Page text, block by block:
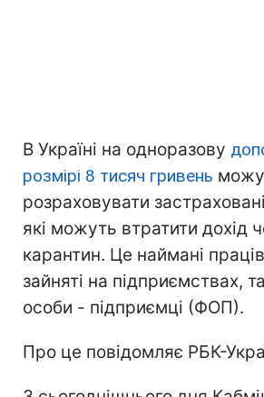
В Україні на одноразову
розмірі 8 тисяч гривень
розраховувати
які можуть втратити дохід
карантин. Це наймані
зайняті на підприємствах,
особи - підприємці (ФОП).
Про це повідомляє РБК-